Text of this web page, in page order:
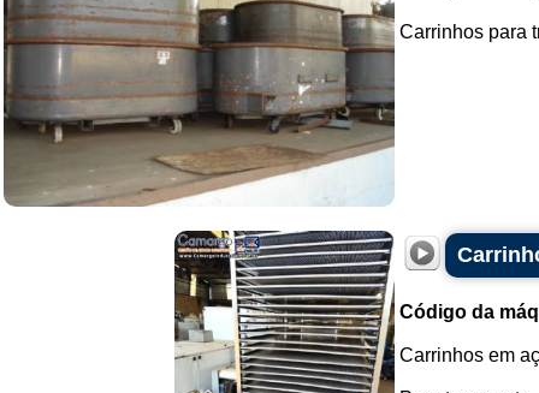
Carrinhos para
Código da
Carrinhos em